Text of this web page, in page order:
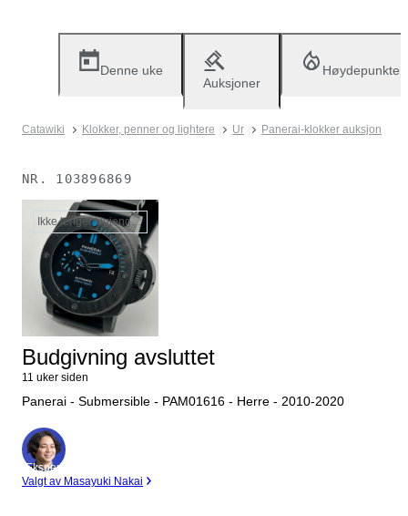
Denne uke
Auksjoner
Høydepunkter
Catawiki Klokker, penner og lightere Ur Panerai-klokker auksjon
NR. 103896869
Ikke lenger tilgjengelig
Budgivning avsluttet
11 uker siden
Panerai - Submersible - PAM01616 - Herre - 2010-2020
Ekspert
Valgt av Masayuki Nakai